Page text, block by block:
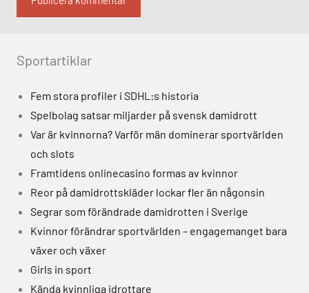
Sportartiklar
Fem stora profiler i SDHL:s historia
Spelbolag satsar miljarder på svensk damidrott
Var är kvinnorna? Varför män dominerar sportvärlden
och slots
Framtidens onlinecasino formas av kvinnor
Reor på damidrottskläder lockar fler än någonsin
Segrar som förändrade damidrotten i Sverige
Kvinnor förändrar sportvärlden – engagemanget bara
växer och växer
Girls in sport
Kända kvinnliga idrottare